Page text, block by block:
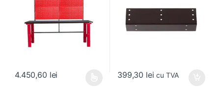
4.450,60 lei 399,30 lei cu TVA